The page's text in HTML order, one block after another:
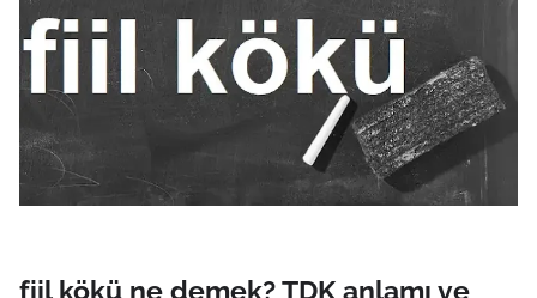
fiil kökü ne demek? TDK anlamı ve